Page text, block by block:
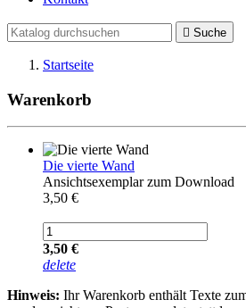
 Suche
Startseite
Warenkorb
Die vierte Wand
Ansichtsexemplar zum Download
3,50 €
3,50 €
delete
Hinweis: Ihr Warenkorb enthält Texte